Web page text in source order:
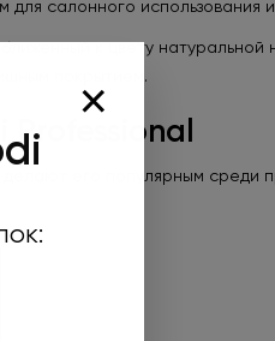
×
салонного использования
к цвету натуральной
покрытием.
его популярным среди
заказ от
выбирайте
«Выбрать подарок»
заказа. Предложение
до 01.09.2026.